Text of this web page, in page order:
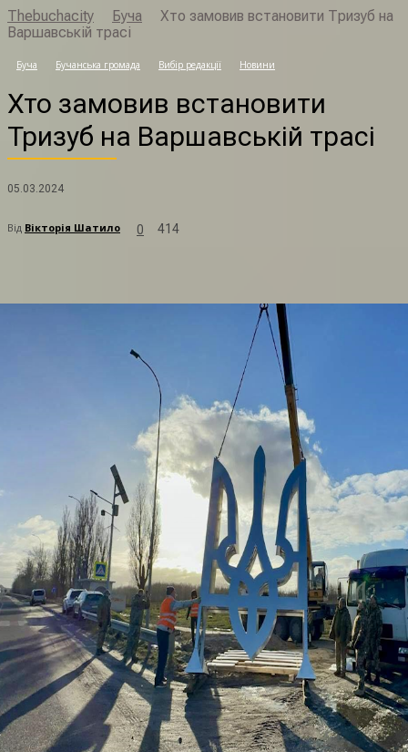
Thebuchacity Буча
Хто замовив встановити Тризуб на
Варшавській трасі
Буча Бучанська громада Вибір редакції Новини
Хто замовив встановити
Тризуб на Варшавській трасі
05.03.2024
Від Вікторія Шатило 0 414